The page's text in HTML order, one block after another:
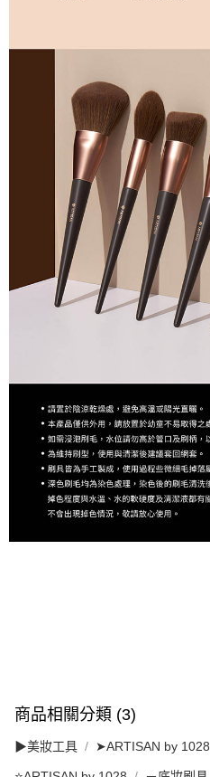
商品相關分類 (3)
▶美妝工具 ➤ARTISAN by 1028